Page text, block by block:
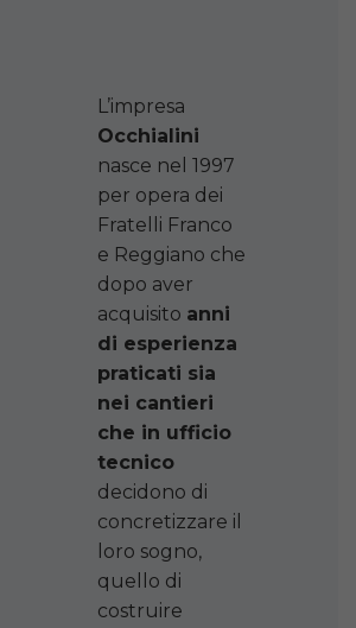
L’impresa
Occhialini
nasce nel 1997
per opera dei
Fratelli Franco
e Reggiano che
dopo aver
acquisito anni
di esperienza
praticati sia
nei cantieri
che in ufficio
tecnico
decidono di
concretizzare il
loro sogno,
quello di
costruire